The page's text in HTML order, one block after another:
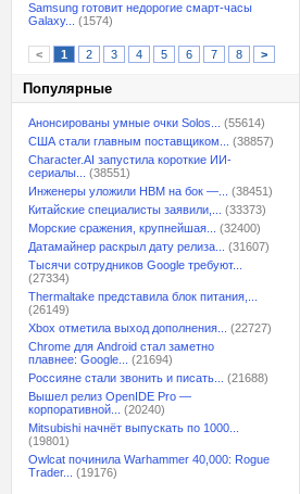
Samsung готовит недорогие смарт-часы
Galaxy...
(1574)
< 1 2 3 4 5 6 7 8 >
Популярные
Анонсированы умные очки Solos...
(55614)
США стали главным поставщиком...
(38857)
Character.AI запустила короткие ИИ-
сериалы...
(38551)
Инженеры уложили HBM на бок —...
(38451)
Китайские специалисты заявили,...
(33373)
Морские сражения, крупнейшая...
(32400)
Датамайнер раскрыл дату релиза...
(31607)
Тысячи сотрудников Google требуют...
(27334)
Thermaltake представила блок питания,...
(26149)
Xbox отметила выход дополнения...
(22727)
Chrome для Android стал заметно
плавнее: Google...
(21694)
Россияне стали звонить и писать...
(21688)
Вышел релиз OpenIDE Pro —
корпоративной...
(20240)
Mitsubishi начнёт выпускать по 1000...
(19801)
Owlcat починила Warhammer 40,000: Rogue
Trader...
(19176)